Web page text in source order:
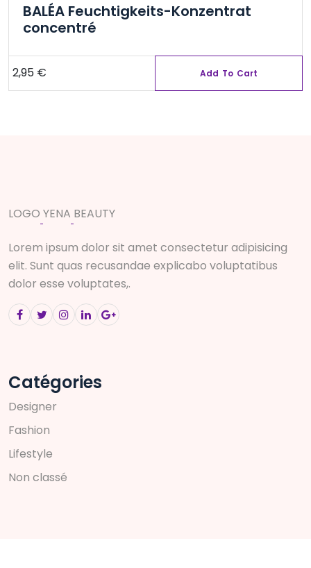
BALÉA Feuchtigkeits-Konzentrat
concentré
2,95 € Add To Cart
LOGO YENA BEAUTY
Lorem ipsum dolor sit amet consectetur adipisicing
elit. Sunt quas recusandae explicabo voluptatibus
dolor esse voluptates,.
Catégories
Designer
Fashion
Lifestyle
Non classé